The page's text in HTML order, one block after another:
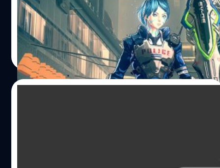
Nintendo ปล่อยคลิป 10 นาที อธิบายสิ่งต่างๆ ใน Astral
Chain
จีรนาถ เรืองทรัพย์| 2604 days ago
Read More